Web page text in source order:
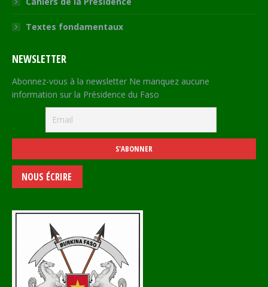
Textes fondamentaux
NEWSLETTER
Abonnez-vous à la newsletter Ne manquez aucune
information sur la Présidence du Faso
NOUS ÉCRIRE